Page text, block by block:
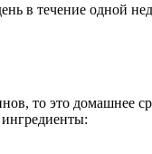
в течение одной
то это домашнее